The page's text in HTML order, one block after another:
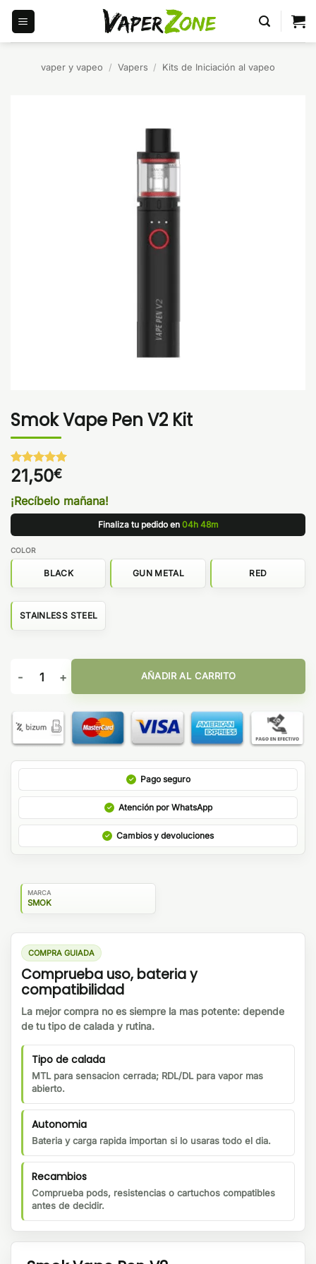
Saltar
contenido
vaper y vapeo / Vapers / Kits de Iniciación al vapeo
Smok Vape Pen V2 Kit
Valorado
con 5de 5
en base a
1
valoración
de un
21,50€
¡Recíbelo mañana!
Finaliza tu pedido en 04h 48m
COLOR
BLACK GUN METAL RED
STAINLESS STEEL
Smok Vape Pen V2 Kit cantidad
AÑADIR AL CARRITO
Pago seguro
Atención por WhatsApp
Cambios y devoluciones
MARCA
SMOK
COMPRA GUIADA
Comprueba uso, bateria y
compatibilidad
La mejor compra no es siempre la mas potente: depende
de tu tipo de calada y rutina.
Tipo de calada
MTL para sensacion cerrada; RDL/DL para vapor mas
abierto.
Autonomia
Bateria y carga rapida importan si lo usaras todo el dia.
Recambios
Comprueba pods, resistencias o cartuchos compatibles
antes de decidir.